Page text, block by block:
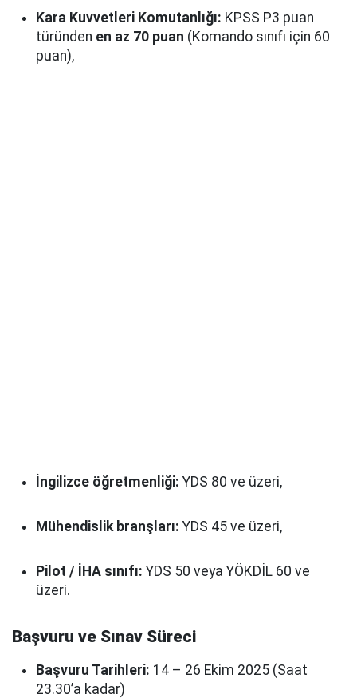
Kara Kuvvetleri Komutanlığı: KPSS P3 puan
türünden en az 70 puan (Komando sınıfı için 60
puan),
İngilizce öğretmenliği: YDS 80 ve üzeri,
Mühendislik branşları: YDS 45 ve üzeri,
Pilot / İHA sınıfı: YDS 50 veya YÖKDİL 60 ve
üzeri.
Başvuru ve Sınav Süreci
Başvuru Tarihleri: 14 – 26 Ekim 2025 (Saat
23.30’a kadar)